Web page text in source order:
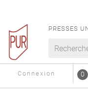
PRESSES
Connexion 0